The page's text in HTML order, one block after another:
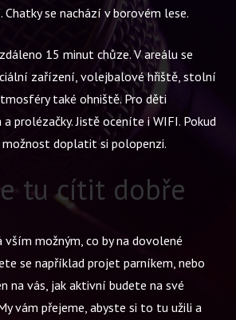
se nachází v borovém lese.
15 minut chůze. V areálu se
zařízení, volejbalové hřiště, stolní
také ohniště. Pro děti
prolézačky. Jistě oceníte i WIFI. Pokud
doplatit si polopenzi.
tu cítit dobře
vším možným, co by na dovolené
se například projet parníkem, nebo
na vás, jak aktivní budete na své
vám přejeme, abyste si to tu užili a